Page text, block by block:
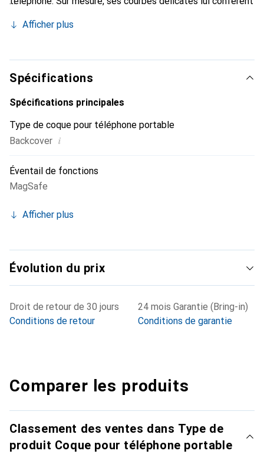
chic et indispensable pour votre smartphone.
qualité, la marque Noreve est un choix sûr pour une
clientèle exigeante.
Afficher plus
Spécifications
Spécifications principales
Type de coque pour téléphone portable
Backcover i
Éventail de fonctions
MagSafe
Afficher plus
Évolution du prix
Droit de retour de 30 jours
Conditions de retour
24 mois Garantie (Bring-in)
Conditions de garantie
Comparer les produits
Classement des ventes dans Type de
produit Coque pour téléphone portable